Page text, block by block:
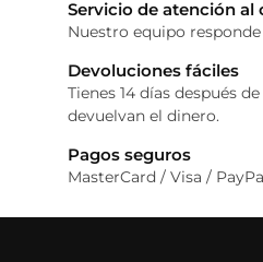
Servicio de atención al
Nuestro equipo
Devoluciones fáciles
Tienes 14 días después
devuelvan el dinero.
Pagos seguros
MasterCard / Visa /